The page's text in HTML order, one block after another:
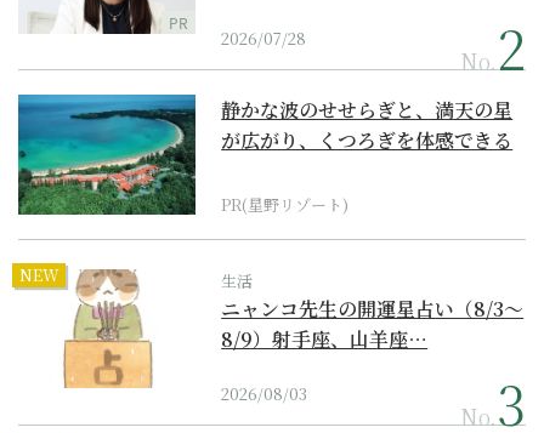
PR
2026/07/28
No.
静かな波のせせらぎと、満天の星
が広がり、くつろぎを体感できる
PR(星野リゾート)
NEW 生活
ニャンコ先生の開運星占い（8/3～
8/9）射手座、山羊座…
2026/08/03
No.